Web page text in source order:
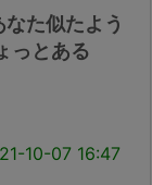
た似たよう
っとある
10-07 16:47